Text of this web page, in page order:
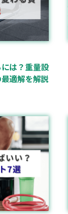
は？重量設
適解を解説